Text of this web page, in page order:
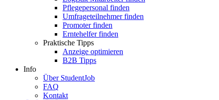
Pflegepersonal finden
Umfrageteilnehmer finden
Promoter finden
Erntehelfer finden
Praktische Tipps
Anzeige optimieren
B2B Tipps
Info
Über StudentJob
FAQ
Kontakt